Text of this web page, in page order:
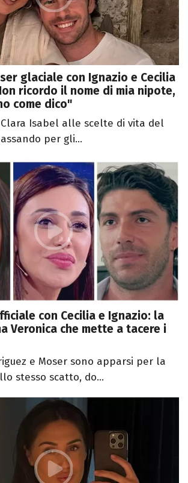
glaciale con Ignazio e Cecilia
ricordo il nome di mia nipote,
come dico"
Isabel alle scelte di vita del
per gli...
con Cecilia e Ignazio: la
Veronica che mette a tacere i
e Moser sono apparsi per la
stesso scatto, do...